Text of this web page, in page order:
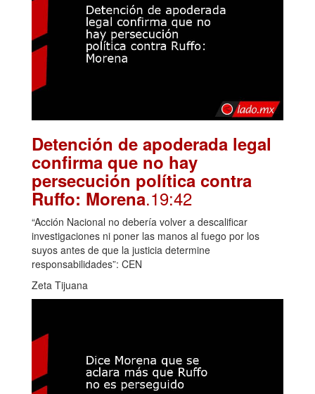
Detención de apoderada legal
confirma que no hay
persecución política contra
Ruffo: Morena.19:42
“Acción Nacional no debería volver a descalificar
investigaciones ni poner las manos al fuego por los
suyos antes de que la justicia determine
responsabilidades”: CEN
Zeta Tijuana